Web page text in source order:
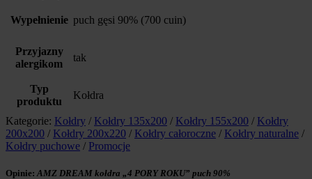
Wypełnienie puch gęsi 90% (700 cuin)
Przyjazny
alergikom
tak
Typ
produktu
Kołdra
Kategorie: Kołdry / Kołdry 135x200 / Kołdry 155x200 / Kołdry
200x200 / Kołdry 200x220 / Kołdry całoroczne / Kołdry naturalne /
Kołdry puchowe / Promocje
Opinie: AMZ DREAM kołdra „4 PORY ROKU” puch 90%